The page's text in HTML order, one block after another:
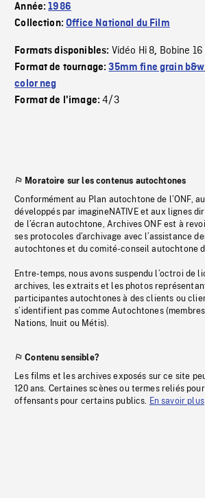
Année:1986
Collection:Office National du Film
Formats disponibles: Vidéo Hi 8, Bobine
Format de tournage:35mm fine grain b&w
color neg
Format de l'image:4/3
Moratoire sur les contenus autochtones
Conformément au Plan autochtone de l’ONF,
développés par imagineNATIVE et aux lignes
de l’écran autochtone, Archives ONF est à
ses protocoles d’archivage avec l’assistance
autochtones et du comité-conseil autochtone
Entre-temps, nous avons suspendu l’octroi de
archives, les extraits et les photos
participantes autochtones à des clients ou
s’identifient pas comme Autochtones
Nations, Inuit ou Métis).
Contenu sensible?
Les films et les archives exposés sur ce site
120 ans. Certaines scènes ou termes reliés
offensants pour certains publics. En savoir plus